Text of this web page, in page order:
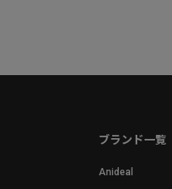
ブランド一覧
Anideal